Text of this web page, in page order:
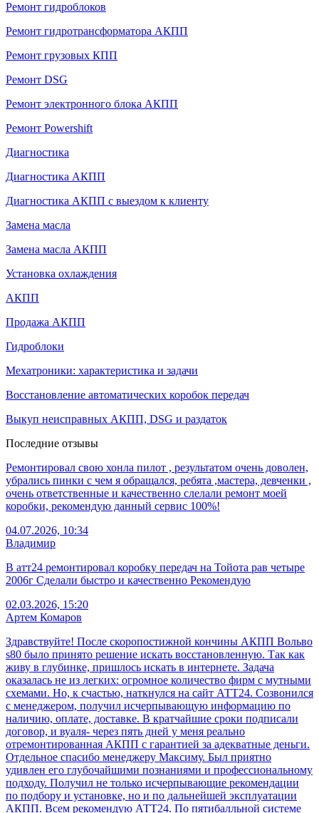
Ремонт гидроблоков
Ремонт гидротрансформатора АКПП
Ремонт грузовых КПП
Ремонт DSG
Ремонт электронного блока АКПП
Ремонт Powershift
Диагностика
Диагностика АКПП
Диагностика АКПП с выездом к клиенту
Замена масла
Замена масла АКПП
Установка охлаждения
АКПП
Продажа АКПП
Гидроблоки
Мехатроники: характеристика и задачи
Восстановление автоматических коробок передач
Выкуп неисправных АКПП, DSG и раздаток
Последние отзывы
Ремонтировал свою хонла пилот , результатом очень доволен,
убрались пинки с чем я обращался, ребята ,мастера, девченки ,
очень ответственные и качественно слелали ремонт моей
коробки, рекомендую данный сервис 100%!
04.07.2026, 10:34
Владимир
В атт24 ремонтировал коробку передач на Тойота рав четыре
2006г Сделали быстро и качественно Рекомендую
02.03.2026, 15:20
Артем Комаров
Здравствуйте! После скоропостижной кончины АКПП Вольво
s80 было принято решение искать восстановленную. Так как
живу в глубинке, пришлось искать в интернете. Задача
оказалась не из легких: огромное количество фирм с мутными
схемами. Но, к счастью, наткнулся на сайт АТТ24. Созвонился
с менеджером, получил исчерпывающую информацию по
наличию, оплате, доставке. В кратчайшие сроки подписали
договор, и вуаля- через пять дней у меня реально
отремонтированная АКПП с гарантией за адекватные деньги.
Отдельное спасибо менеджеру Максиму. Был приятно
удивлен его глубочайшими познаниями и профессиональному
подходу. Получил не только исчерпывающие рекомендации
по подбору и установке, но и по дальнейшей эксплуатации
АКПП. Всем рекомендую АТТ24. По пятибалльной системе